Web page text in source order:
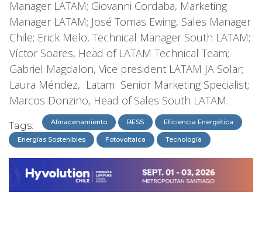
Manager LATAM; Giovanni Cordaba, Marketing
Manager LATAM; José Tomas Ewing, Sales Manager
Chile; Erick Melo, Technical Manager South LATAM;
Víctor Soares, Head of LATAM Technical Team;
Gabriel Magdalon, Vice president LATAM JA Solar;
Laura Méndez, Latam Senior Marketing Specialist;
Marcos Donzino, Head of Sales South LATAM.
Tags: Almacenamiento BESS Eficiencia Energética
Energías Sostenibles Fotovoltaica Tecnología